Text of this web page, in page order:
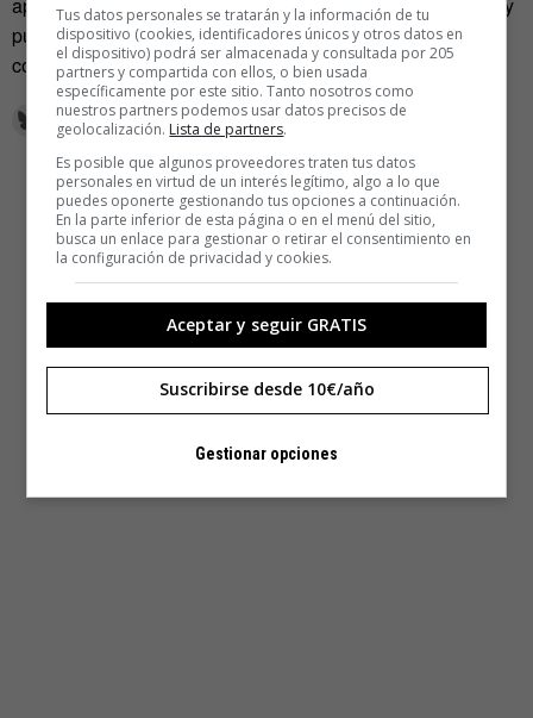
apuesta es una idea verde que vino rodando, se pulverizó y
puede acabar fija en los cimientos de la construcción con
conciencia.
Tus datos personales se tratarán y la información de tu
dispositivo (cookies, identificadores únicos y otros datos en
el dispositivo) podrá ser almacenada y consultada por 205
partners y compartida con ellos, o bien usada
específicamente por este sitio. Tanto nosotros como
nuestros partners podemos usar datos precisos de
geolocalización. Lista de partners.
Es posible que algunos proveedores traten tus datos
personales en virtud de un interés legítimo, algo a lo que
puedes oponerte gestionando tus opciones a continuación.
En la parte inferior de esta página o en el menú del sitio,
busca un enlace para gestionar o retirar el consentimiento en
la configuración de privacidad y cookies.
Aceptar y seguir GRATIS
Suscribirse desde 10€/año
Gestionar opciones